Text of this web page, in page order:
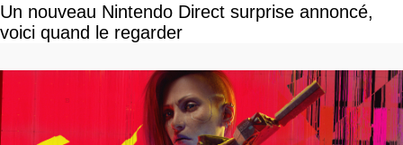
Un nouveau Nintendo Direct surprise annoncé,
voici quand le regarder